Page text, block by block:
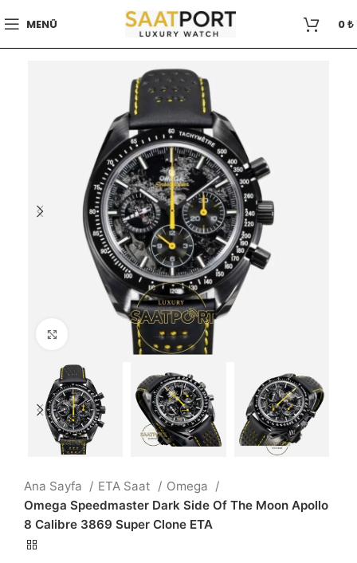
MENÜ 0₺
Büyütmek için tıklayın
Ana Sayfa ETA Saat
Omega
Omega Speedmaster Dark Side Of The Moon Apollo
8 Calibre 3869 Super Clone ETA